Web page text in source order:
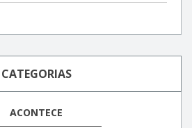
CATEGORIAS
ACONTECE